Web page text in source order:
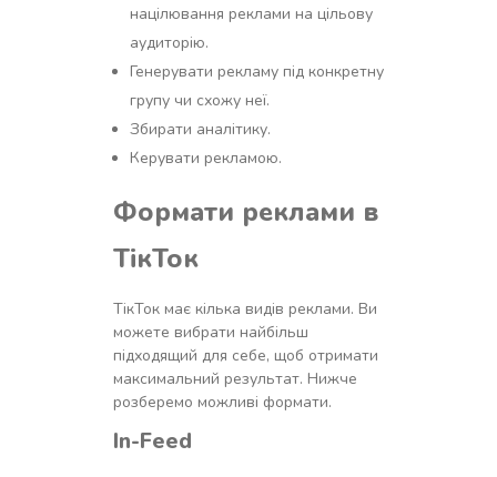
націлювання реклами на цільову
аудиторію.
Генерувати рекламу під конкретну
групу чи схожу неї.
Збирати аналітику.
Керувати рекламою.
Формати реклами в
ТікТок
ТікТок має кілька видів реклами. Ви
можете вибрати найбільш
підходящий для себе, щоб отримати
максимальний результат. Нижче
розберемо можливі формати.
In-Feed